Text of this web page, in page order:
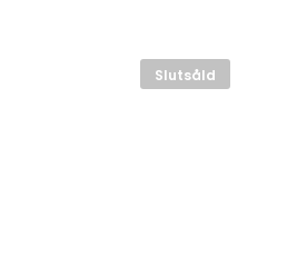
Slutsåld